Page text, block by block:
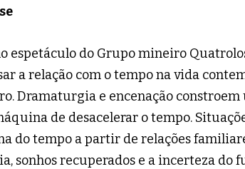
espetáculo do Grupo mineiro
a relação com o tempo na vida
Dramaturgia e encenação
de desacelerar o tempo.
do tempo a partir de relações
sonhos recuperados e a incerteza do